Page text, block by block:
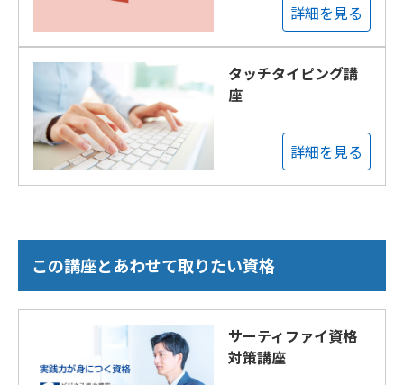
詳細を見る
タッチタイピング講
座
詳細を見る
この講座とあわせて取りたい資格
サーティファイ資格
対策講座